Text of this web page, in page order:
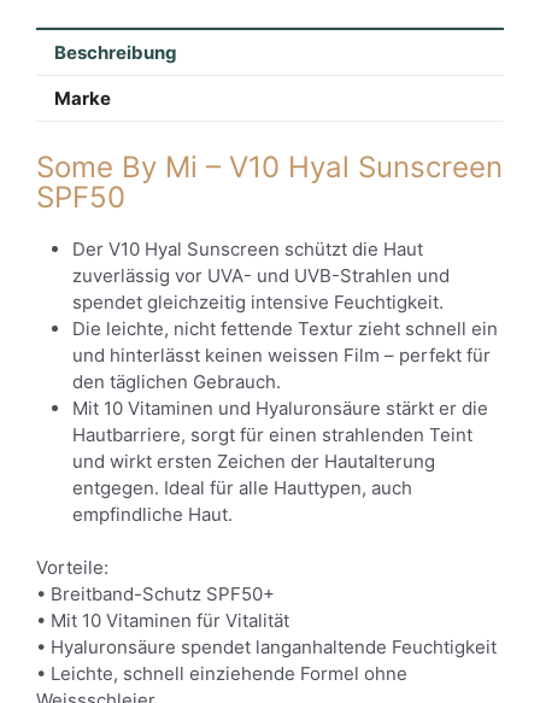
Beschreibung
Marke
Some By Mi – V10 Hyal Sunscreen
SPF50
Der V10 Hyal Sunscreen schützt die Haut
zuverlässig vor UVA- und UVB-Strahlen und
spendet gleichzeitig intensive Feuchtigkeit.
Die leichte, nicht fettende Textur zieht schnell ein
und hinterlässt keinen weissen Film – perfekt für
den täglichen Gebrauch.
Mit 10 Vitaminen und Hyaluronsäure stärkt er die
Hautbarriere, sorgt für einen strahlenden Teint
und wirkt ersten Zeichen der Hautalterung
entgegen. Ideal für alle Hauttypen, auch
empfindliche Haut.
Vorteile:
• Breitband-Schutz SPF50+
• Mit 10 Vitaminen für Vitalität
• Hyaluronsäure spendet langanhaltende Feuchtigkeit
• Leichte, schnell einziehende Formel ohne